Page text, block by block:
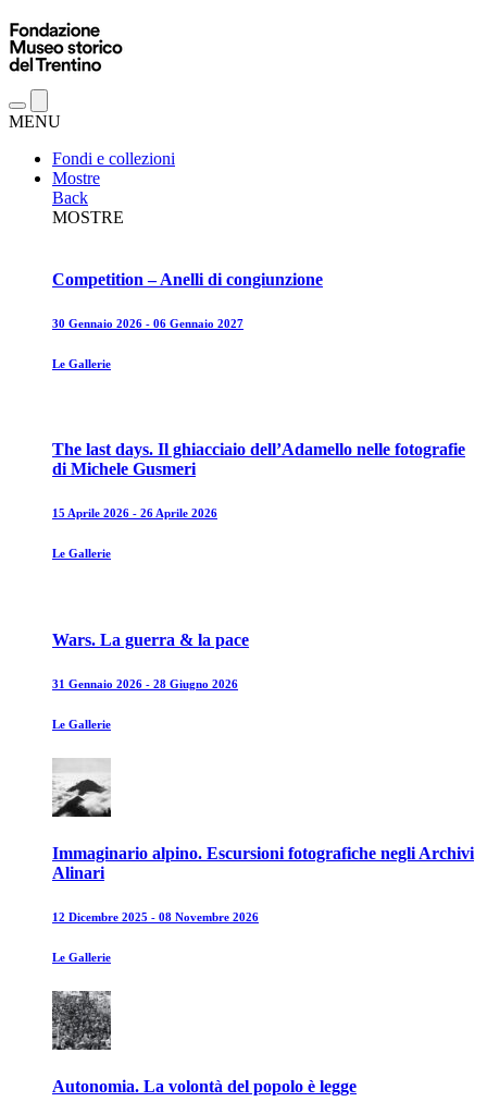
MENU
Fondi e collezioni
Mostre
Back
MOSTRE
Competition – Anelli di congiunzione
30 Gennaio 2026 - 06 Gennaio 2027
Le Gallerie
The last days. Il ghiacciaio dell’Adamello nelle fotografie
di Michele Gusmeri
15 Aprile 2026 - 26 Aprile 2026
Le Gallerie
Wars. La guerra & la pace
31 Gennaio 2026 - 28 Giugno 2026
Le Gallerie
Immaginario alpino. Escursioni fotografiche negli Archivi
Alinari
12 Dicembre 2025 - 08 Novembre 2026
Le Gallerie
Autonomia. La volontà del popolo è legge